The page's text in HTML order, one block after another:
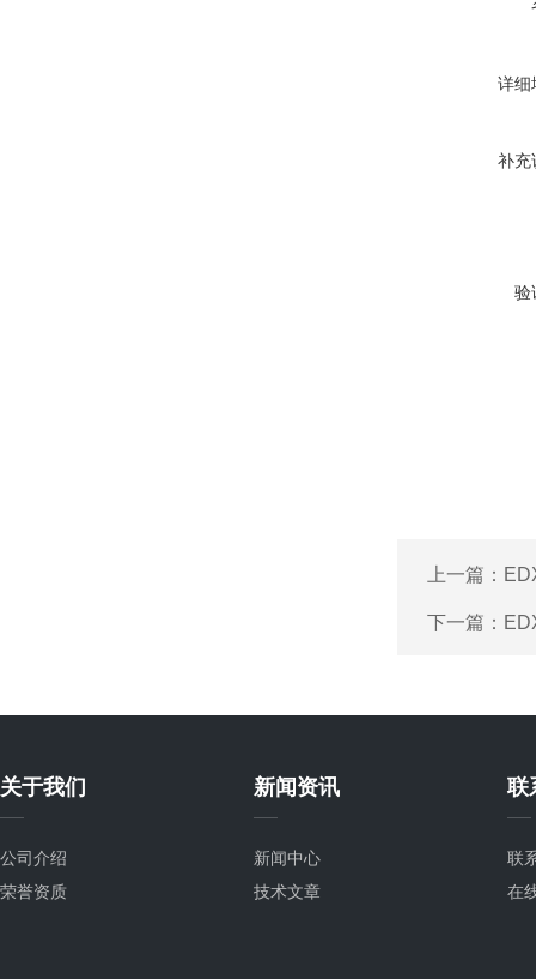
详细
补充
验
上一篇：
下一篇：
关于我们
公司介绍
荣誉资质
新闻资讯
新闻中心
技术文章
联
联
在